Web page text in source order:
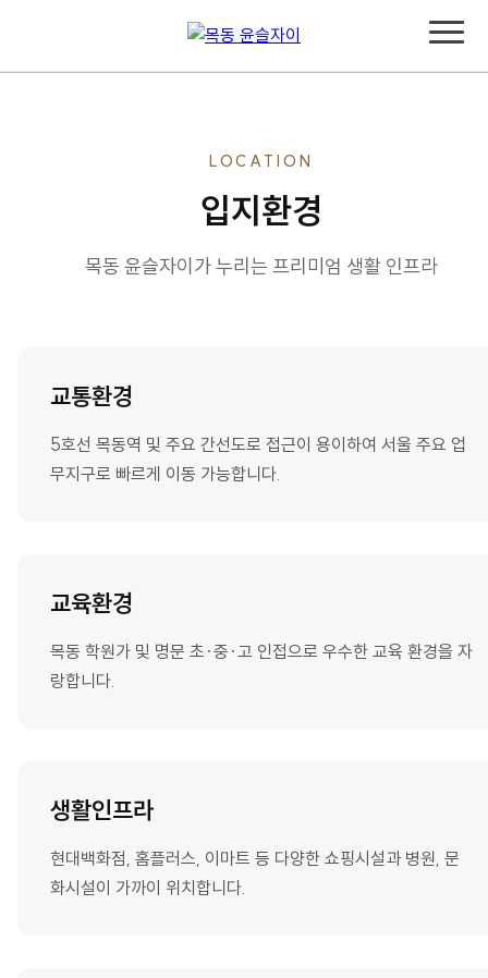
LOCATION
입지환경
목동 윤슬자이가 누리는 프리미엄 생활 인프라
교통환경
5호선 목동역 및 주요 간선도로 접근이 용이하여 서울 주요 업
무지구로 빠르게 이동 가능합니다.
교육환경
목동 학원가 및 명문 초·중·고 인접으로 우수한 교육 환경을 자
랑합니다.
생활인프라
현대백화점, 홈플러스, 이마트 등 다양한 쇼핑시설과 병원, 문
화시설이 가까이 위치합니다.